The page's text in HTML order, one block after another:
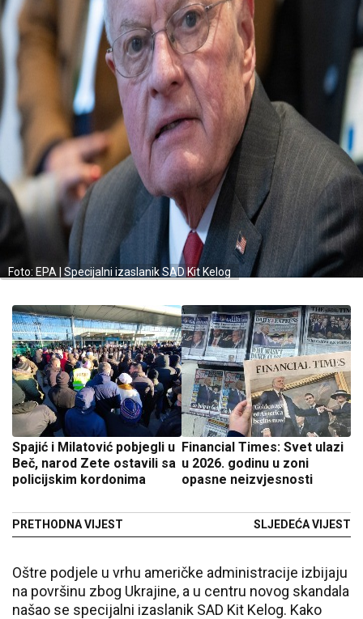
Foto: EPA | Specijalni izaslanik SAD Kit Kelog
Spajić i Milatović pobjegli u
Beč, narod Zete ostavili sa
policijskim kordonima
PRETHODNA VIJEST
Financial Times: Svet ulazi
u 2026. godinu u zoni
opasne neizvjesnosti
SLJEDEĆA VIJEST
Oštre podjele u vrhu američke administracije izbijaju
na površinu zbog Ukrajine, a u centru novog skandala
našao se specijalni izaslanik SAD Kit Kelog. Kako